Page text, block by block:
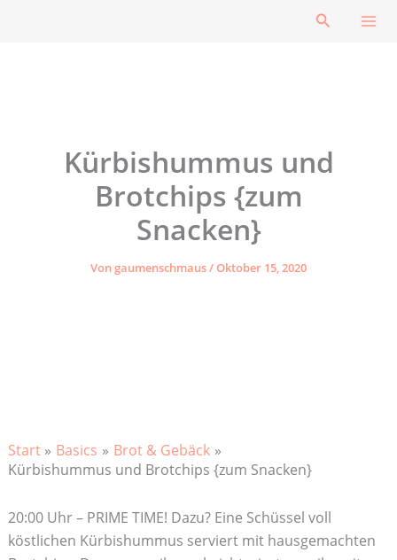
Suchen
Kürbishummus und
Brotchips {zum
Snacken}
Vongaumenschmaus/Oktober 15, 2020
Start Basics
Brot & Gebäck
Kürbishummus und Brotchips {zum Snacken}
20:00 Uhr – PRIME TIME! Dazu? Eine Schüssel voll
köstlichen Kürbishummus serviert mit hausgemachten